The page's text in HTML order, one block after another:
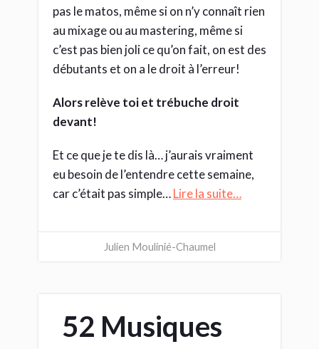
pas le matos, même si on n’y connaît rien
au mixage ou au mastering, même si
c’est pas bien joli ce qu’on fait, on est des
débutants et on a le droit à l’erreur!
Alors relève toi et trébuche droit
devant!
Et ce que je te dis là… j’aurais vraiment
eu besoin de l’entendre cette semaine,
car c’était pas simple…Lire la suite…
Julien Moulinié-Chaumel
52 Musiques